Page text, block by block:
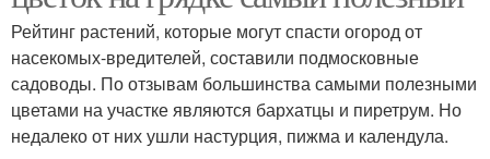
Рейтинг растений, которые могут спасти огород от
насекомых-вредителей, составили подмосковные
садоводы. По отзывам большинства самыми полезными
цветами на участке являются бархатцы и пиретрум. Но
недалеко от них ушли настурция, пижма и календула.